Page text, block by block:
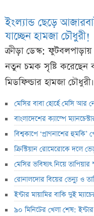
ইংল্যান্ড ছেড়ে
যাচ্ছেন হামজা চৌধুরী!
ক্রীড়া ডেস্ক:
নতুন চমক সৃষ্টি করেছেন
মিডফিল্ডার হামজা
মেসির বাবা হোর্হে মেসি আর
বাংলাদেশের ক্যাম্পে
বিশ্বকাপে ‘প্রাণনাশের হুমকি’
ক্রিস্টিয়ান রোমেরোকে দলে
মেসির ভবিষ্যৎ নিয়ে তাপিয়ার
রোনালদোর বিয়ের ভেন্যু ও
ইন্টার মায়ামির বাকি দুই
৯০ মিনিটের খেলা শেষ: